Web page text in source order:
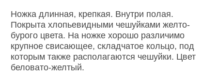
Ножка длинная, крепкая. Внутри полая.
Покрыта хлопьевидными чешуйками желто-
бурого цвета. На ножке хорошо различимо
крупное свисающее, складчатое кольцо, под
которым также располагаются чешуйки. Цвет
беловато-желтый.